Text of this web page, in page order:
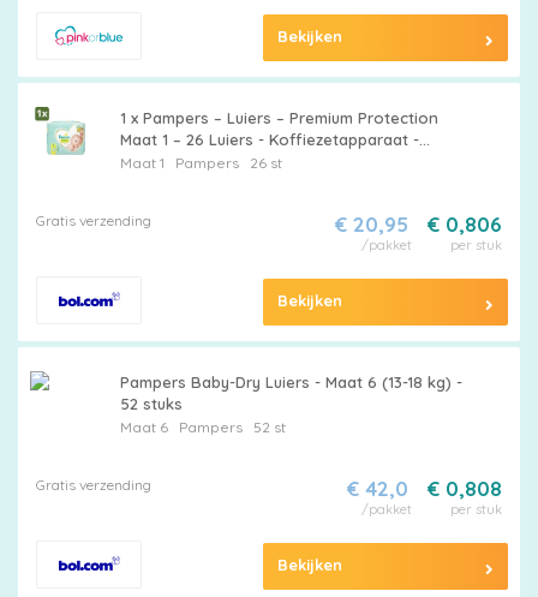
Bekijken
1 x Pampers – Luiers – Premium Protection
Maat 1 – 26 Luiers - Koffiezetapparaat -
Koffiezetapparaat - Koffiezetapparaat
Maat 1 Pampers26 st
Gratis verzending € 0,806
per stuk
€ 20,95
/pakket
Bekijken
Pampers Baby-Dry Luiers - Maat 6 (13-18 kg) -
52 stuks
Maat 6 Pampers52 st
Gratis verzending € 0,808
per stuk
€ 42,0
/pakket
Bekijken